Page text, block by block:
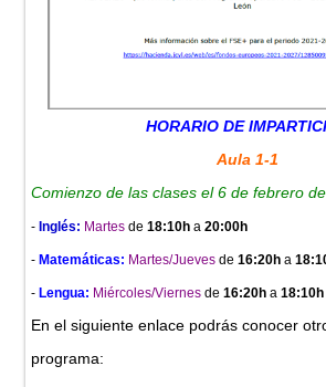
HORARIO DE
Aula 1-1
Comienzo de las clases el 6 de febrero
- Inglés: Martes de 18:10h a 20:00h
- Matemáticas: Martes/Jueves de 16:20h a
- Lengua: Miércoles/Viernes de 16:20h a 18:10h
En el siguiente enlace podrás conocer
programa: